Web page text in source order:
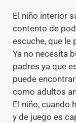
El niño interior
contento de
escuche, que le
Ya no necesita
padres ya que
puede
como adultos
El niño, cuando
y de juego es